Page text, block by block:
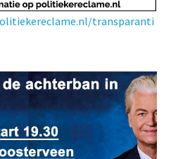
transparanti